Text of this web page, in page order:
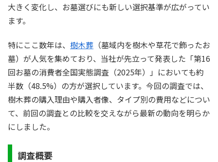
大きく変化し、お墓選びにも新しい選択基準が広がってい
ます。
特にここ数年は、 樹木葬 （墓域内を樹木や草花で飾ったお
墓）が人気を集めており、当社が先立って発表した「第16
回お墓の消費者全国実態調査（2025年）」においても約
半数（48.5%）の方が選択しています。今回の調査では、
樹木葬の購入理由や購入者像、タイプ別の費用などについ
て、前回の調査との比較を交えながら最新の動向を明らか
にしました。
調査概要